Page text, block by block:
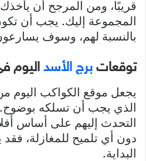
قريبًا، ومن المرجح أن
المجموعة إليك. يجب أن
بالنسبة لهم، وسوف
توقعات برج الأسد اليوم
يجعل موقع الكواكب اليوم
الذي يجب أن تسلكه
التحدث إليهم على أساس
دون أي تلميح للمغازلة،
البداية.